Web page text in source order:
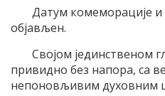
Датум комеморациjе и
обjављен.
Своjом jединственом
привидно без напора, са
непоновљивим духовним